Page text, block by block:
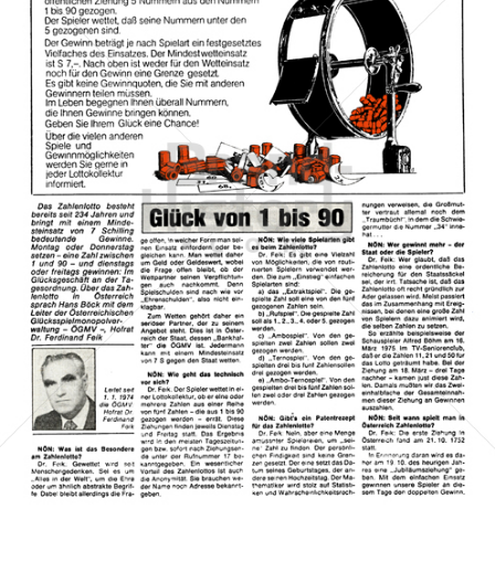
Zahlenlotto Österreichische Lotterien GmbH 1984